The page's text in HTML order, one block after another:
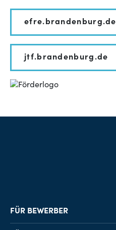
efre.brandenburg.de
jtf.brandenburg.de
FÜR BEWERBER
Job-Finder